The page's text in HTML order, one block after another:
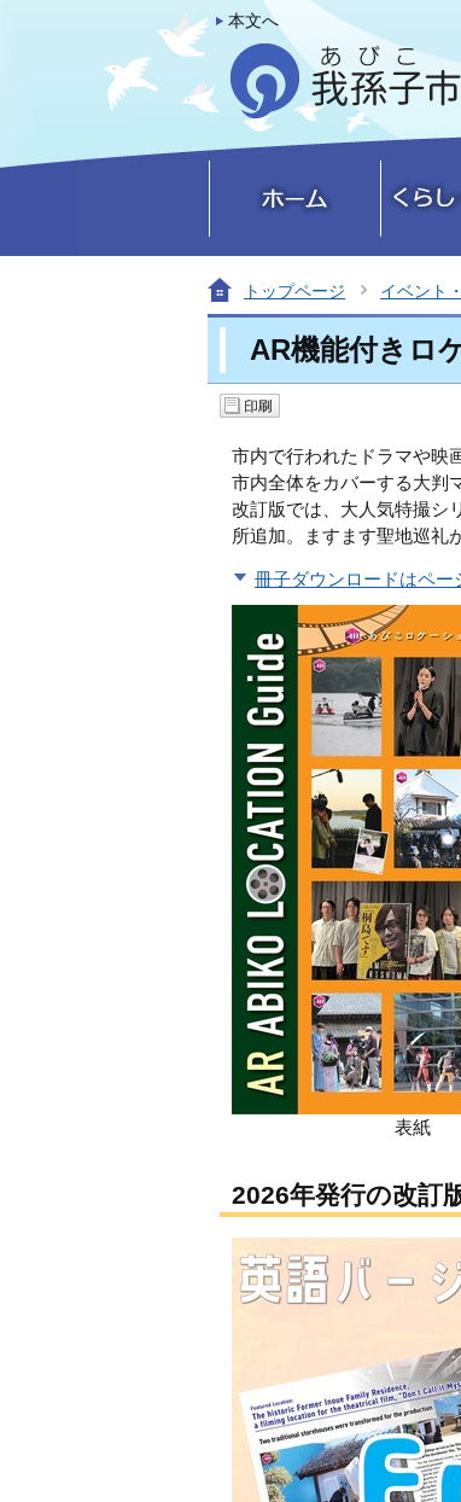
本文へ
トップページ イベント
AR機能付きロ
市内で行われたドラマや映
市内全体をカバーする大判
改訂版では、大人気特撮シ
所追加。ますます聖地巡礼
冊子ダウンロードはペー
表紙
2026年発行の改訂